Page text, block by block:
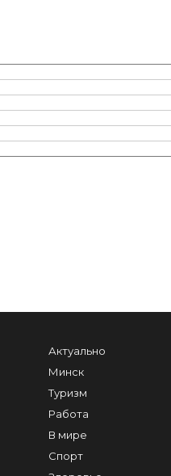
Актуально
Минск
Туризм
Работа
В мире
Спорт